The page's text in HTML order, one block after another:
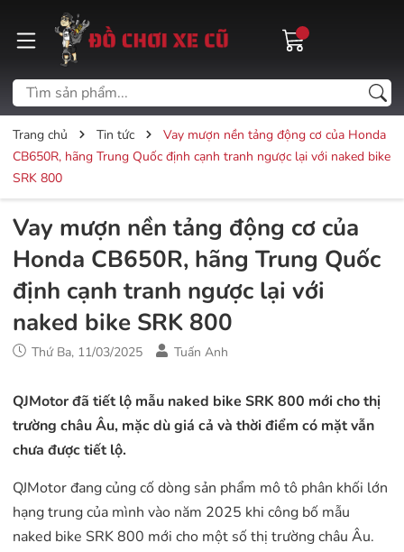
Trang chủ Tin tức
Vay mượn nền tảng động cơ của Honda
CB650R, hãng Trung Quốc định cạnh tranh ngược lại với naked bike
SRK 800
Vay mượn nền tảng động cơ của
Honda CB650R, hãng Trung Quốc
định cạnh tranh ngược lại với
naked bike SRK 800
Thứ Ba, 11/03/2025 Tuấn Anh
QJMotor đã tiết lộ mẫu naked bike SRK 800 mới cho thị
trường châu Âu, mặc dù giá cả và thời điểm có mặt vẫn
chưa được tiết lộ.
QJMotor đang củng cố dòng sản phẩm mô tô phân khối lớn
hạng trung của mình vào năm 2025 khi công bố mẫu
naked bike SRK 800 mới cho một số thị trường châu Âu.